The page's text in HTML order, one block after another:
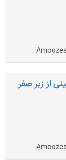
از زیر صفر